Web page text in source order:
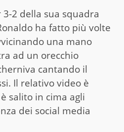
2 della sua squadra
ha fatto più volte
una mano
ad un orecchio
cantando il
Il relativo video è
salito in cima agli
dei social media